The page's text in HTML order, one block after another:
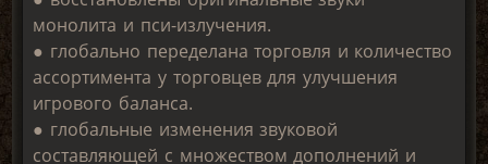
монолита и пси-излучения.
● глобально переделана торговля и количество
ассортимента у торговцев для улучшения
игрового баланса.
● глобальные изменения звуковой
составляющей с множеством дополнений и